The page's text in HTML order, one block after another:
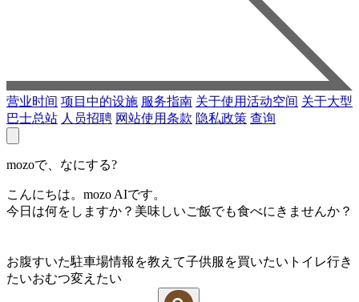
营业时间 项目中的设施 服务指南 关于使用活动空间 关于大型
巴士总站 人员招聘 网站使用条款 隐私政策 查询
mozoで、なにする?
こんにちは。mozo AIです。
今日は何をしますか？美味しいご飯でも食べにきませんか？
お腹すいた駐車場情報を教えて子供服を買いたい トイレ行き
たいおむつ変えたい